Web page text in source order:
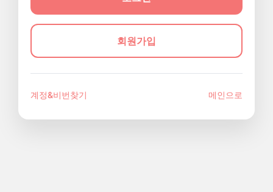
회원가입
계정&비번찾기 메인으로